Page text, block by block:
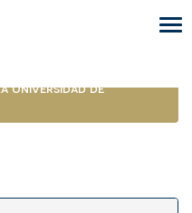
Universidad de